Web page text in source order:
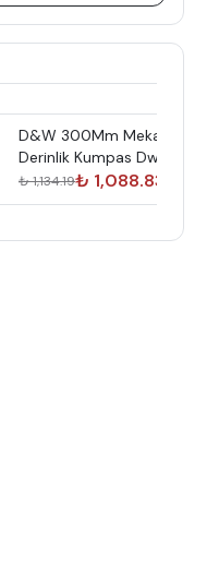
D&W 300Mm Mekanik
Derinlik Kumpas Dw1Kmd30
₺ 1,134.19₺ 1,088.83